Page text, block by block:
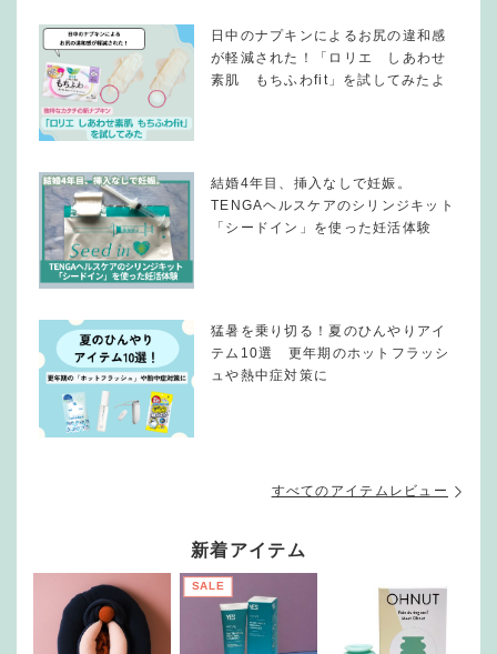
日中のナプキンによるお尻の違和感
が軽減された！「ロリエ しあわせ
素肌 もちふわfit」を試してみたよ
結婚4年目、挿入なしで妊娠。
TENGAヘルスケアのシリンジキット
「シードイン」を使った妊活体験
猛暑を乗り切る！夏のひんやりアイ
テム10選 更年期のホットフラッシ
ュや熱中症対策に
すべてのアイテムレビュー
新着アイテム
SALE